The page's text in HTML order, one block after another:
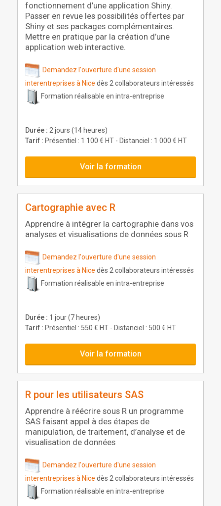
fonctionnement d’une application Shiny.
Passer en revue les possibilités offertes par
Shiny et ses packages complémentaires.
Mettre en pratique par la création d’une
application web interactive.
Demandez l'ouverture d'une session
interentreprises à Nice dès 2 collaborateurs intéressés
Formation réalisable en intra-entreprise
Durée : 2 jours (14 heures)
Tarif : Présentiel : 1 100 € HT - Distanciel : 1 000 € HT
Voir la formation
Cartographie avec R
Apprendre à intégrer la cartographie dans vos
analyses et visualisations de données sous R
Demandez l'ouverture d'une session
interentreprises à Nice dès 2 collaborateurs intéressés
Formation réalisable en intra-entreprise
Durée : 1 jour (7 heures)
Tarif : Présentiel : 550 € HT - Distanciel : 500 € HT
Voir la formation
R pour les utilisateurs SAS
Apprendre à réécrire sous R un programme
SAS faisant appel à des étapes de
manipulation, de traitement, d’analyse et de
visualisation de données
Demandez l'ouverture d'une session
interentreprises à Nice dès 2 collaborateurs intéressés
Formation réalisable en intra-entreprise